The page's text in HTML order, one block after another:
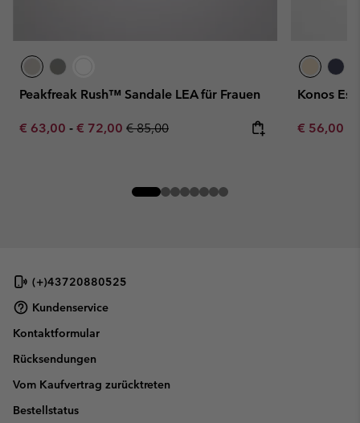
Peakfreak Rush™ Sandale LEA für Frauen
Minimum sale price:
€ 63,00 - Maximum sale price:
€ 72,00 Regular price:
€ 85,00
Konos
Minimum
€ 56,00
(+)43720880525
Kundenservice
Kontaktformular
Rücksendungen
Vom Kaufvertrag zurücktreten
Bestellstatus